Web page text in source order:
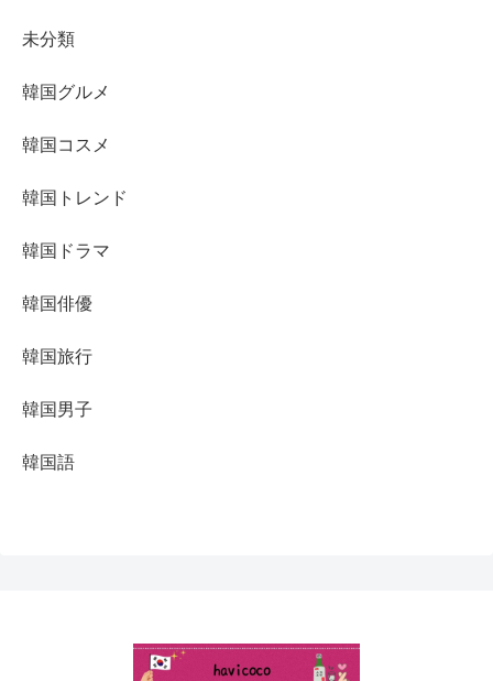
未分類
韓国グルメ
韓国コスメ
韓国トレンド
韓国ドラマ
韓国俳優
韓国旅行
韓国男子
韓国語